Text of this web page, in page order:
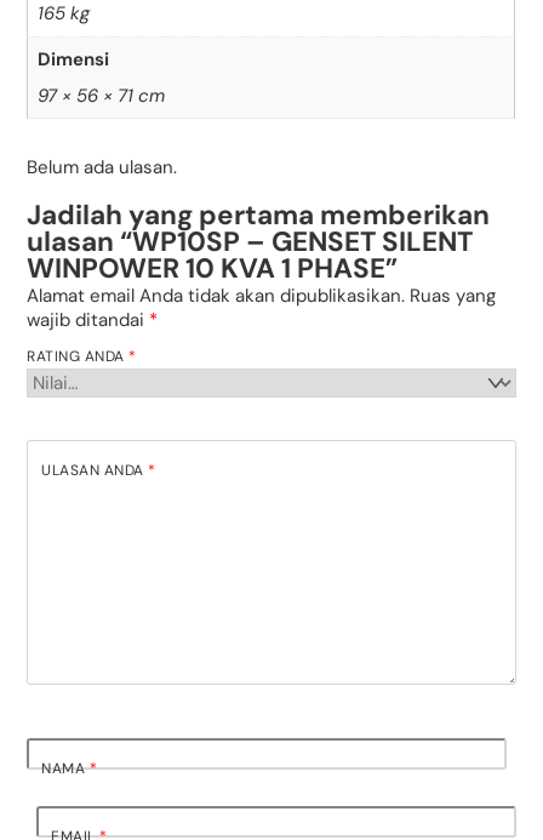
165 kg
Dimensi
97 × 56 × 71 cm
Belum ada ulasan.
Jadilah yang pertama memberikan
ulasan “WP10SP – GENSET SILENT
WINPOWER 10 KVA 1 PHASE”
Alamat email Anda tidak akan dipublikasikan. Ruas yang
wajib ditandai *
RATING ANDA *
ULASAN ANDA *
NAMA*